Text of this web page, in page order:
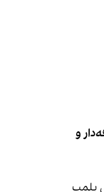
و
انتظامی پلمب